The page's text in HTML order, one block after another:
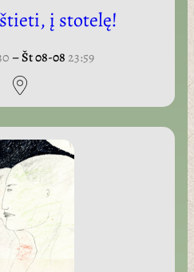
į stotelę!
– Št 08-08 23:59